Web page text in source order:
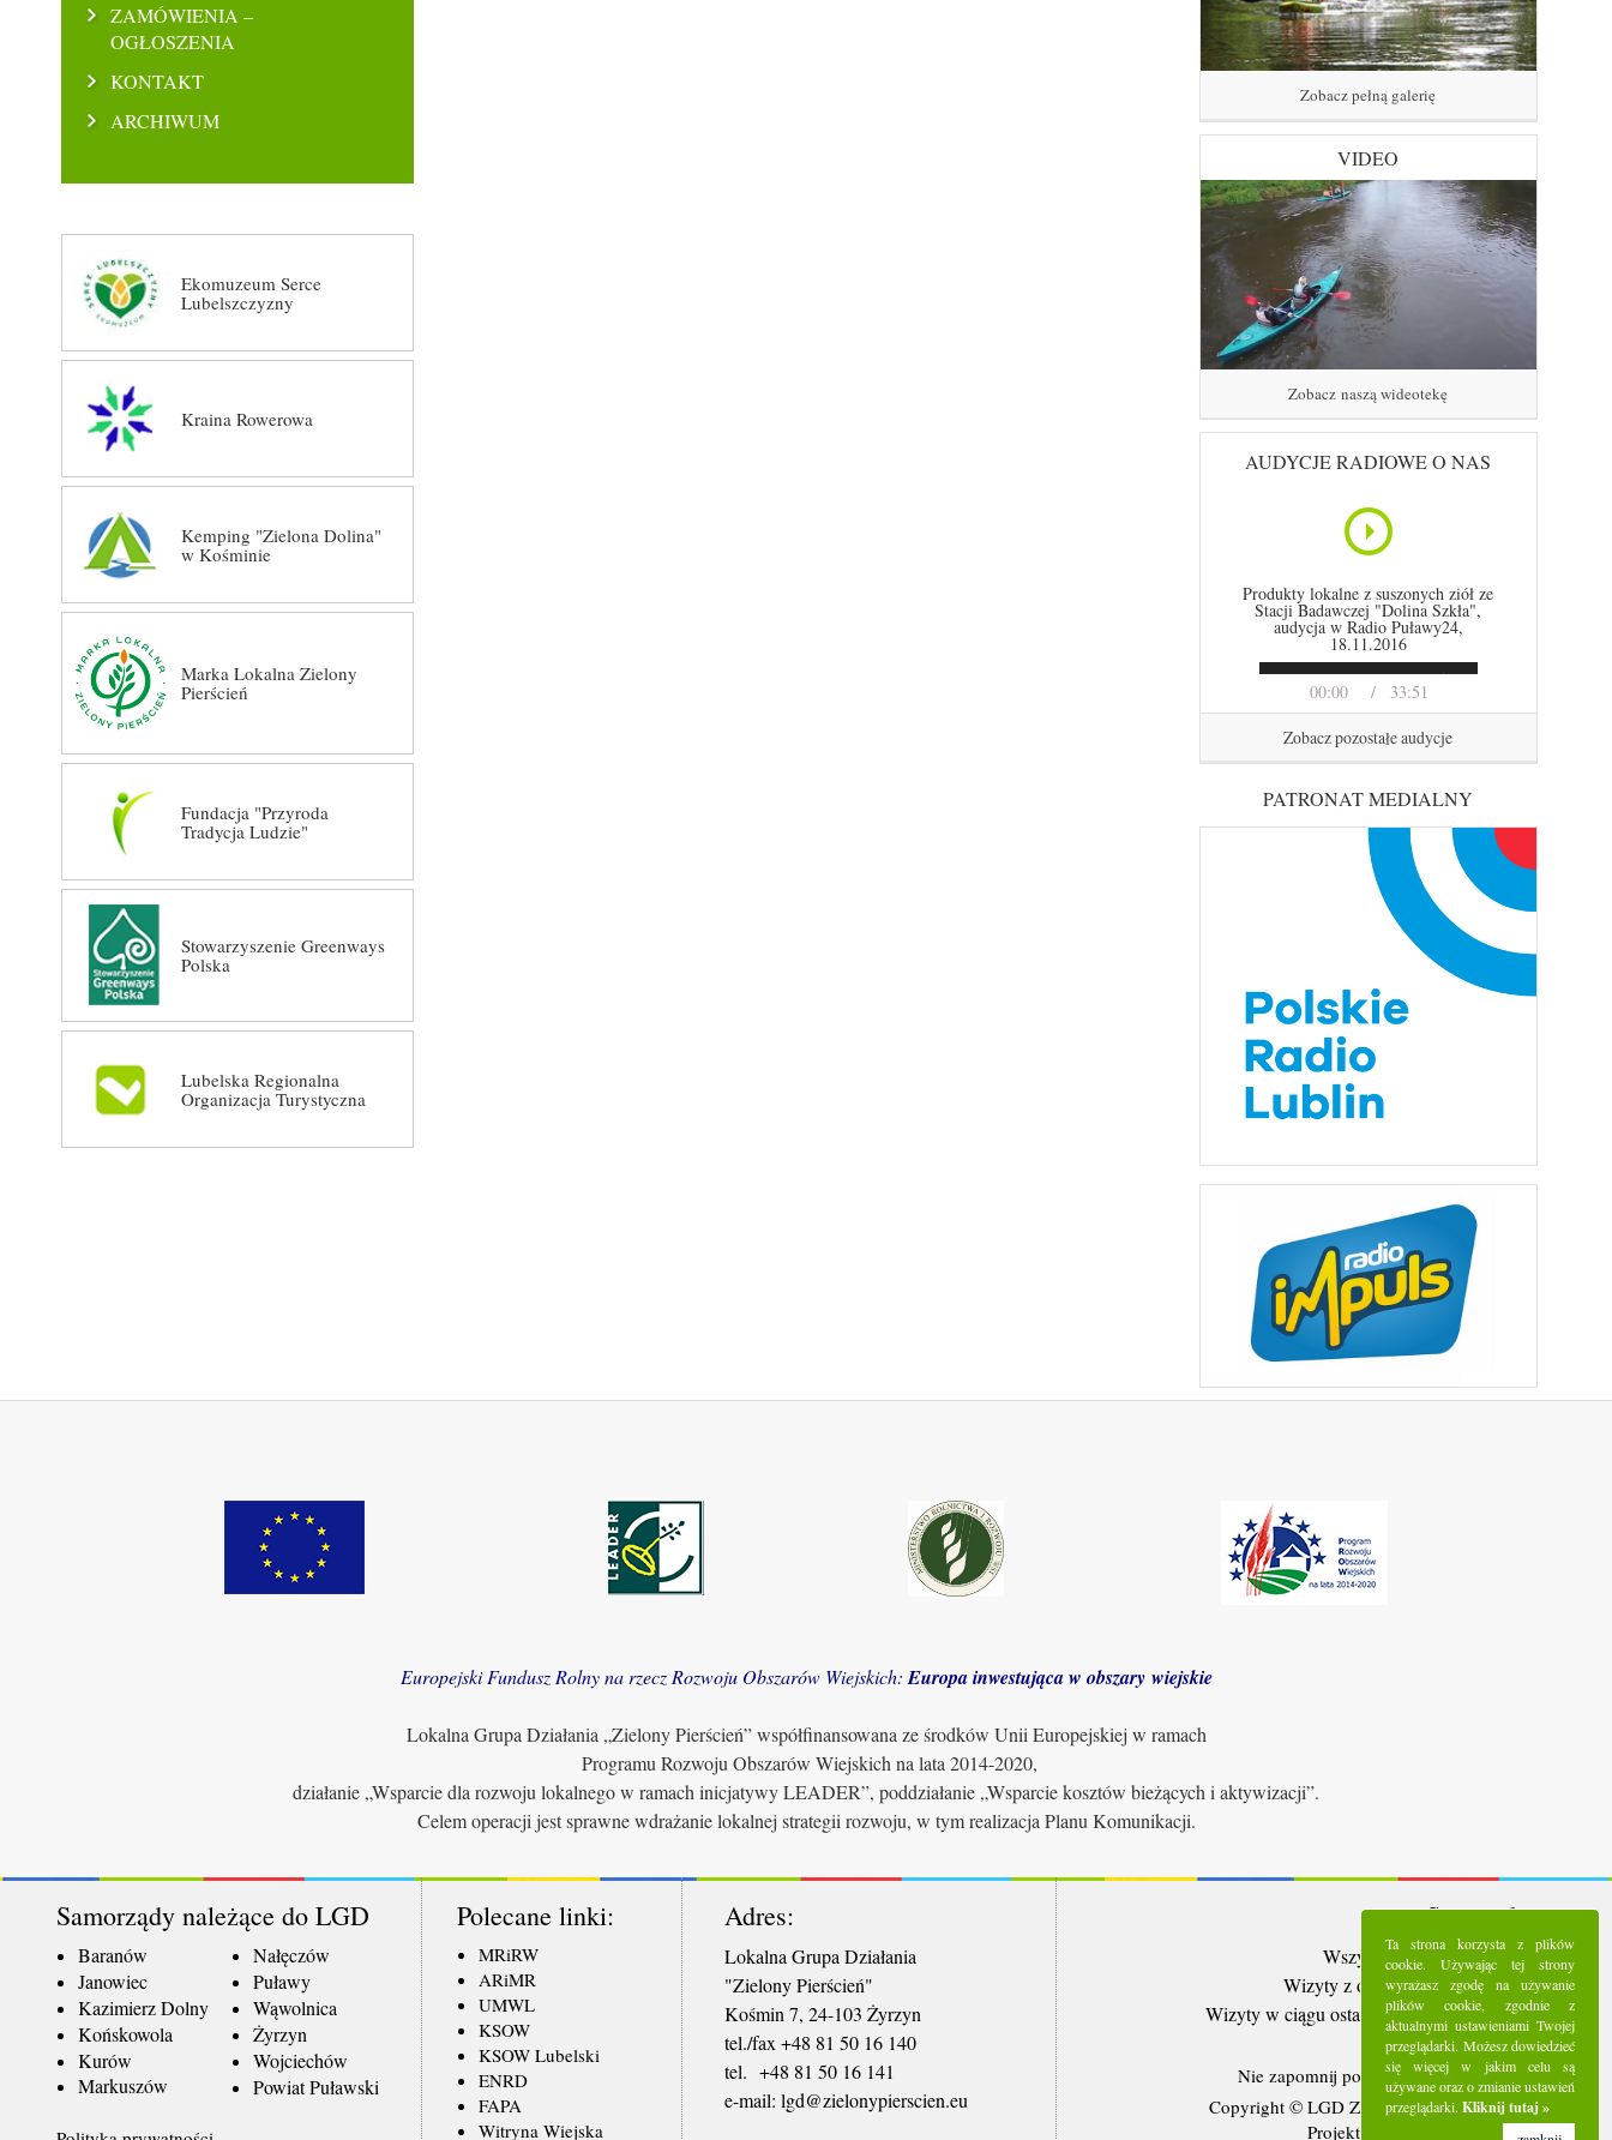
ZAMÓWIENIA –
OGŁOSZENIA
KONTAKT
ARCHIWUM
Ekomuzeum Serce
Lubelszczyzny
Kraina Rowerowa
Kemping "Zielona Dolina"
w Kośminie
Marka Lokalna Zielony
Pierścień
Fundacja "Przyroda
Tradycja Ludzie"
Stowarzyszenie Greenways
Polska
Lubelska Regionalna
Organizacja Turystyczna
Zobacz pełną galerię
VIDEO
Zobacz naszą wideotekę
AUDYCJE RADIOWE O NAS
00:00 33:51
Produkty lokalne z suszonych ziół ze
Stacji Badawczej "Dolina Szkła",
audycja w Radio Puławy24,
18.11.2016
Zobacz pozostałe audycje
PATRONAT MEDIALNY
Europejski Fundusz Rolny na rzecz Rozwoju Obszarów Wiejskich: Europa inwestująca w obszary wiejskie
Lokalna Grupa Działania „Zielony Pierścień” współfinansowana ze środków Unii Europejskiej w ramach
Programu Rozwoju Obszarów Wiejskich na lata 2014-2020,
działanie „Wsparcie dla rozwoju lokalnego w ramach inicjatywy LEADER”, poddziałanie „Wsparcie kosztów bieżących i aktywizacji”.
Celem operacji jest sprawne wdrażanie lokalnej strategii rozwoju, w tym realizacja Planu Komunikacji.
Samorządy należące do LGD
Baranów
Janowiec
Kazimierz Dolny
Końskowola
Kurów
Markuszów
Nałęczów
Puławy
Wąwolnica
Żyrzyn
Wojciechów
Powiat Puławski
Polecane linki:
MRiRW
ARiMR
UMWL
KSOW
KSOW Lubelski
ENRD
FAPA
Witryna Wiejska
Adres:
Lokalna Grupa Działania
"Zielony Pierścień"
Kośmin 7, 24-103 Żyrzyn
tel./fax +48 81 50 16 140
tel. +48 81 50 16 141
​e-mail: lgd@zielonypierscien.eu
Statystyki:
Wszystkie wizyty: 5284119
Wizyty z ostatnich 30 dni: 90601
Wizyty w ciągu ostatniego tygodnia:
24733
Użytkownicy online: 4
Nie zapomnij polubić nas na Facebooku
Copyright © LGD Zielony Pierścień - 2016.
Projekt i wykonanie - Freeline.
Ta strona korzysta z plików
cookie. Używając tej strony
wyrażasz zgodę na używanie
plików cookie, zgodnie z
aktualnymi ustawieniami Twojej
przeglądarki. Możesz dowiedzieć
się więcej w jakim celu są
używane oraz o zmianie ustawień
przeglądarki. Kliknij tutaj »